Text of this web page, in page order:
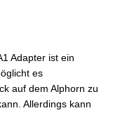
Adapter ist ein
es
auf dem Alphorn zu
Allerdings kann